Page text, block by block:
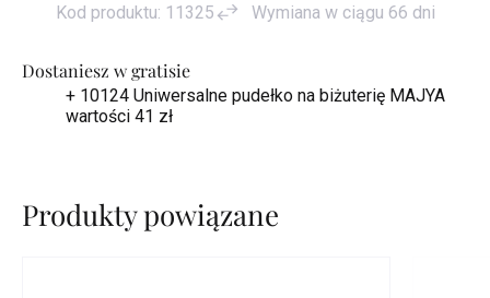
Dostaniesz w gratisie
+ 10124 Uniwersalne pudełko na biżuterię MAJYA
wartości 41 zł
Kod produktu: 11325 Wymiana w ciągu 66 dni
Produkty powiązane